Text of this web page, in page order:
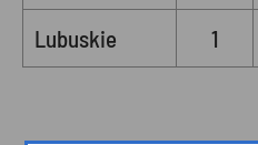
Lubuskie 1